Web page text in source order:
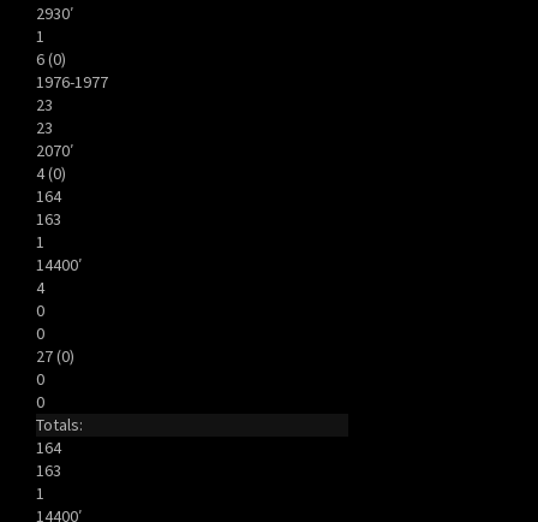
2930′
1
6 (0)
1976-1977
23
23
2070′
4 (0)
164
163
1
14400′
4
0
0
27 (0)
0
0
Totals:
164
163
1
14400′